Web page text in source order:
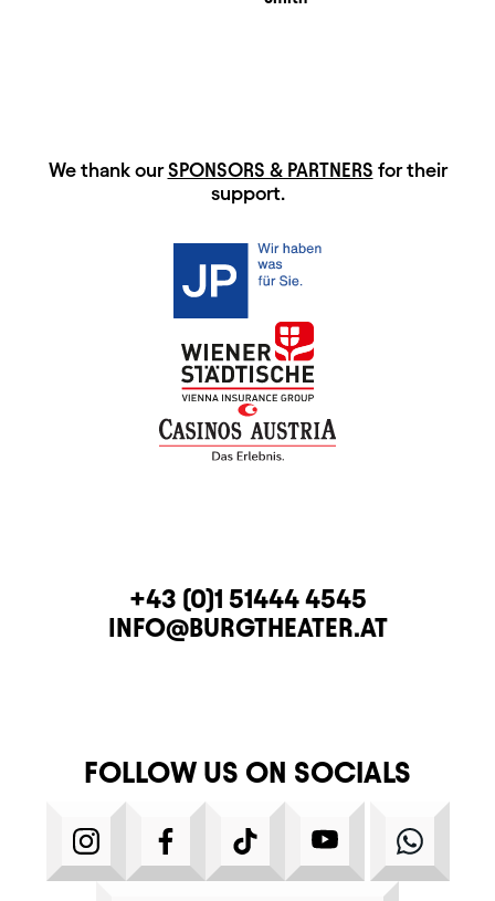
HAUPTSPONSOREN
We thank ourSPONSORS & PARTNERS for their
support.
CONTACTTELEPHONE
+43 (0)1 51444 4545
E-MAIL
INFO@BURGTHEATER.AT
FOLLOW US ON SOCIALS
INSTAGRAMFACEBOOKTIKTOK YOUTUBE